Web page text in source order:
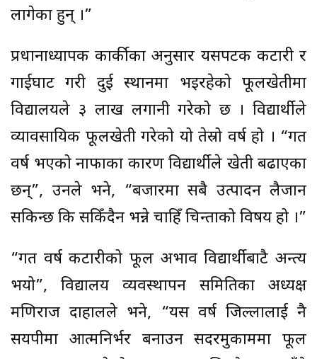
लागेका हुन् ।”
प्रधानाध्यापक कार्कीका अनुसार यसपटक कटारी र
गाईघाट गरी दुई स्थानमा भइरहेको फूलखेतीमा
विद्यालयले ३ लाख लगानी गरेको छ । विद्यार्थीले
व्यावसायिक फूलखेती गरेको यो तेस्रो वर्ष हो । “गत
वर्ष भएको नाफाका कारण विद्यार्थीले खेती बढाएका
छन्”, उनले भने, “बजारमा सबै उत्पादन लैजान
सकिन्छ कि सकिँदैन भन्ने चाहिँ चिन्ताको विषय हो ।”
“गत वर्ष कटारीको फूल अभाव विद्यार्थीबाटै अन्त्य
भयो”, विद्यालय व्यवस्थापन समितिका अध्यक्ष
मणिराज दाहालले भने, “यस वर्ष जिल्लालाई नै
सयपत्रीमा आत्मनिर्भर बनाउन सदरमुकाममा फूल